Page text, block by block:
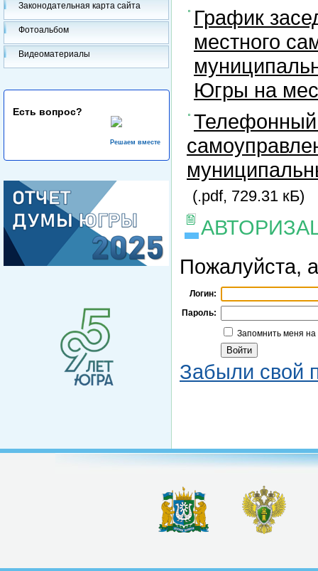
Законодательная карта сайта
Фотоальбом
Видеоматериалы
Есть вопрос?
Решаем вместе
График
местного
Югры на
Телефонный
(.pdf, 729.31 кБ)
Пожалуйста,
Логин:
Пароль:
Запомнить меня
Забыли свой